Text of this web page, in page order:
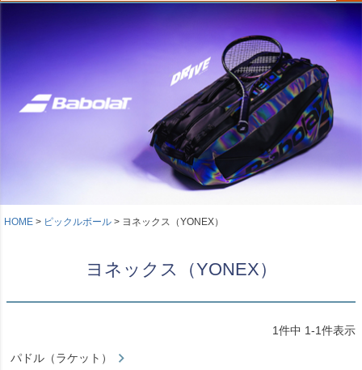
HOME ピックルボール ヨネックス（YONEX）
ヨネックス（YONEX）
1件中 1-1件表示
パドル（ラケット）